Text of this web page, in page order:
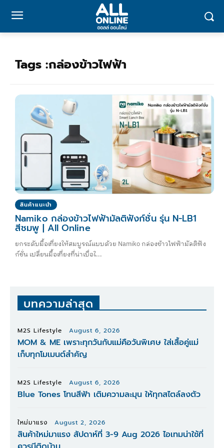
Tags :กล่องข้าวไฟฟ้า
สินค้าแนะนำ
Namiko กล่องข้าวไฟฟ้ามัลติฟังก์ชั่น รุ่น N-LB1
สีชมพู | All Online
ยกระดับมื้อเที่ยงให้สมบูรณ์แบบด้วย Namiko กล่องข้าวไฟฟ้ามัลติฟัง
ก์ชั่น เปลี่ยนมื้อเที่ยงที่น่าเบื่อใ...
บทความล่าสุด
M2S Lifestyle August 6, 2026
MOM & ME เพราะทุกวันกับแม่คือวันพิเศษ ใส่เสื้อคู่แม่
เก็บทุกโมเมนต์สำคัญ
M2S Lifestyle August 6, 2026
Blue Tones โทนสีฟ้า เติมความละมุน ให้ทุกสไตล์ลงตัว
ใหม่มาแรง August 2, 2026
สินค้าใหม่มาแรง สัปดาห์ที่ 3-9 Aug 2026 ไอเทมน่าใช้ที่